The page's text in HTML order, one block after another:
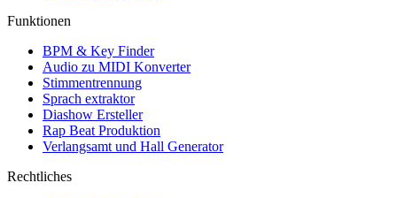
Funktionen
BPM & Key Finder
Audio zu MIDI Konverter
Stimmentrennung
Sprach extraktor
Diashow Ersteller
Rap Beat Produktion
Verlangsamt und Hall Generator
Rechtliches